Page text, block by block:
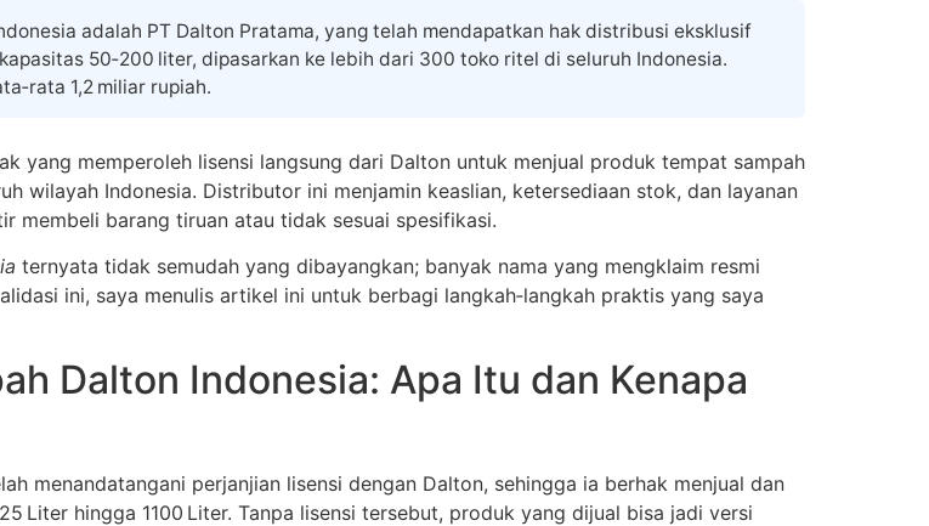
adalah PT Dalton Pratama, yang telah mendapatkan hak distribusi eksklusif
50‑200 liter, dipasarkan ke lebih dari 300 toko ritel di seluruh Indonesia.
1,2 miliar rupiah.
yang memperoleh lisensi langsung dari Dalton untuk menjual produk tempat sampah
wilayah Indonesia. Distributor ini menjamin keaslian, ketersediaan stok, dan layanan
membeli barang tiruan atau tidak sesuai spesifikasi.
ternyata tidak semudah yang dibayangkan; banyak nama yang mengklaim resmi
ini, saya menulis artikel ini untuk berbagi langkah‑langkah praktis yang saya
Dalton Indonesia: Apa Itu dan Kenapa
menandatangani perjanjian lisensi dengan Dalton, sehingga ia berhak menjual dan
Liter hingga 1100 Liter. Tanpa lisensi tersebut, produk yang dijual bisa jadi versi